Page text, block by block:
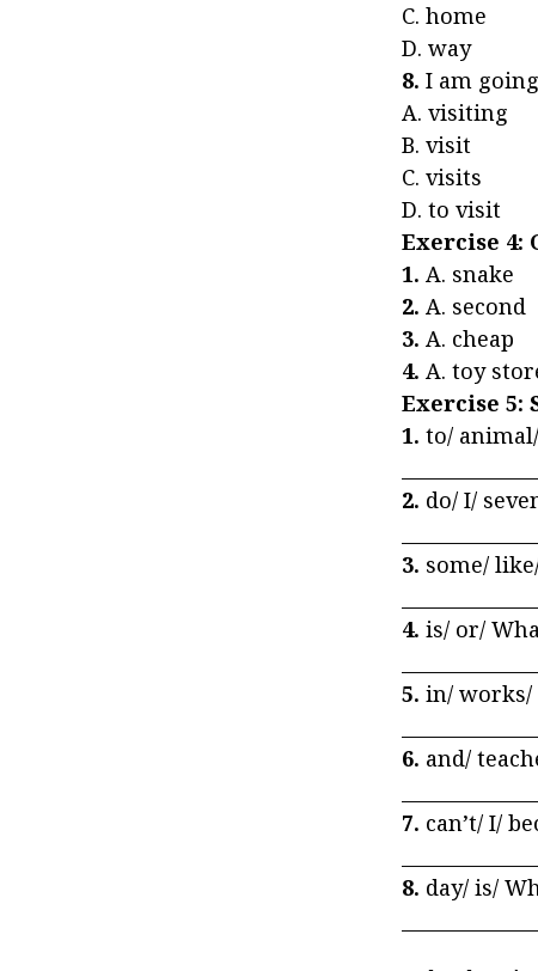
C.
D. way
8. I am going
A.
B. visit
C.
D. to visit
Exercise 4:
1. A. snake
2. A.
3. A.
4. A. toy
Exercise 5:
1. to/
2. do/ I/
3. some/
4. is/ or/
5. in/ works/
6. and/
7. can’t/ I/
8. day/ is/